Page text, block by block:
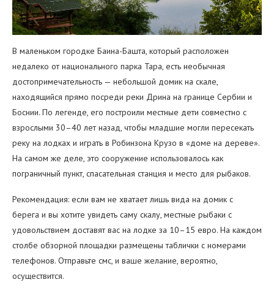
В маленьком городке Баина-Башта, который расположен
недалеко от национального парка Тара, есть необычная
достопримечательность — небольшой домик на скале,
находящийся прямо посреди реки Дрина на границе Сербии и
Боснии. По легенде, его построили местные дети совместно с
взрослыми 30–40 лет назад, чтобы младшие могли пересекать
реку на лодках и играть в Робинзона Крузо в «доме на дереве».
На самом же деле, это сооружение использовалось как
пограничный пункт, спасательная станция и место для рыбаков.
Рекомендация: если вам не хватает лишь вида на домик с
берега и вы хотите увидеть саму скалу, местные рыбаки с
удовольствием доставят вас на лодке за 10–15 евро. На каждом
столбе обзорной площадки размещены таблички с номерами
телефонов. Отправьте смс, и ваше желание, вероятно,
осуществится.